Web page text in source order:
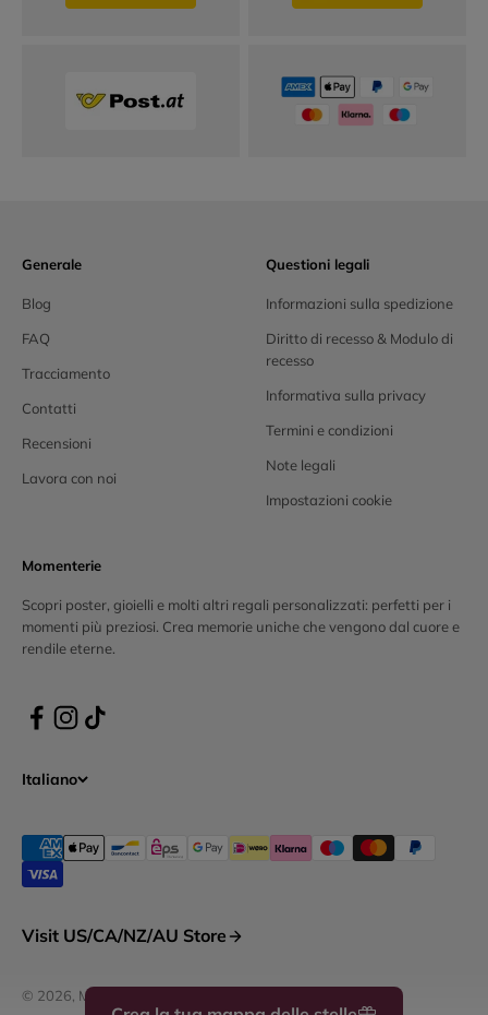
Generale
Blog
FAQ
Tracciamento
Contatti
Recensioni
Lavora con noi
Questioni legali
Informazioni sulla spedizione
Diritto di recesso & Modulo di
recesso
Informativa sulla privacy
Termini e condizioni
Note legali
Impostazioni cookie
Momenterie
Scopri poster, gioielli e molti altri regali personalizzati: perfetti per i
momenti più preziosi. Crea memorie uniche che vengono dal cuore e
rendile eterne.
Italiano
Visit US/CA/NZ/AU Store
© 2026, Momenterie. Powered by Shopify